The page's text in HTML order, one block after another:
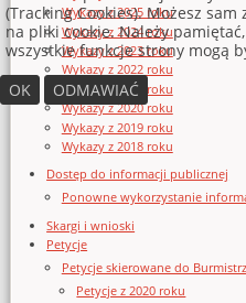
Wykazy z 2025 roku
Wykazy z 2024 roku
Wykazy z 2023 roku
Wykazy z 2022 roku
Wykazy z 2021 roku
Wykazy z 2020 roku
Wykazy z 2019 roku
Wykazy z 2018 roku
Dostęp do informacji publicznej
Ponowne wykorzystanie
Skargi i wnioski
Petycje
Petycje skierowane do
Petycje z 2020 roku
(Tracking Cookies). Możesz
na pliki cookie. Należy
wszystkie funkcje strony mogą
OK
ODMAWIAĆ